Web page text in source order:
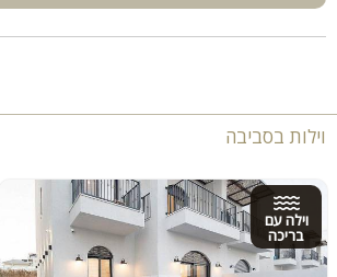
וילות בסביבה
וילה עם
בריכה